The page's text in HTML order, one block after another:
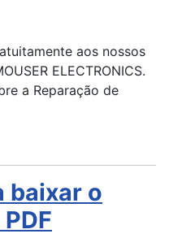
aos nossos
ELECTRONICS.
a Reparação de
baixar o